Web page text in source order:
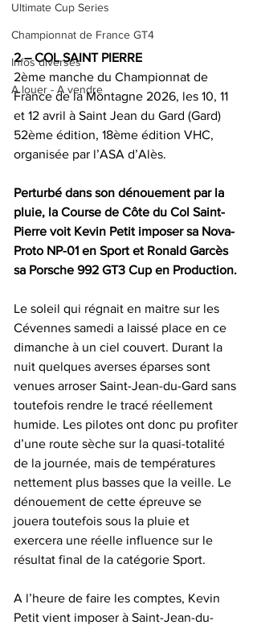
Ultimate Cup Series
Championnat de France GT4
Infos diverses
A louer - A vendre
2 – COL SAINT PIERRE
2ème manche du Championnat de
France de la Montagne 2026, les 10, 11
et 12 avril à Saint Jean du Gard (Gard)
52ème édition, 18ème édition VHC,
organisée par l’ASA d’Alès.
Perturbé dans son dénouement par la
pluie, la Course de Côte du Col Saint-
Pierre voit Kevin Petit imposer sa Nova-
Proto NP-01 en Sport et Ronald Garcès
sa Porsche 992 GT3 Cup en Production.
Le soleil qui régnait en maitre sur les
Cévennes samedi a laissé place en ce
dimanche à un ciel couvert. Durant la
nuit quelques averses éparses sont
venues arroser Saint-Jean-du-Gard sans
toutefois rendre le tracé réellement
humide. Les pilotes ont donc pu profiter
d’une route sèche sur la quasi-totalité
de la journée, mais de températures
nettement plus basses que la veille. Le
dénouement de cette épreuve se
jouera toutefois sous la pluie et
exercera une réelle influence sur le
résultat final de la catégorie Sport.
A l’heure de faire les comptes, Kevin
Petit vient imposer à Saint-Jean-du-